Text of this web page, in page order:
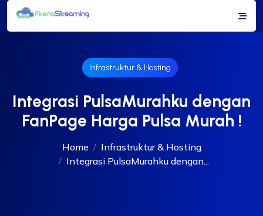
Infrastruktur & Hosting
Integrasi PulsaMurahku dengan
FanPage Harga Pulsa Murah !
Home
Infrastruktur & Hosting
Integrasi PulsaMurahku dengan...